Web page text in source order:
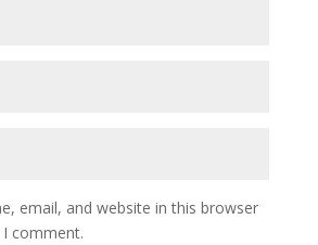
email, and website in this browser
comment.